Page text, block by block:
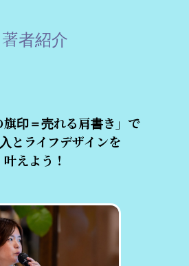
著者紹介
旗印＝売れる肩書き」で
とライフデザインを
叶えよう！